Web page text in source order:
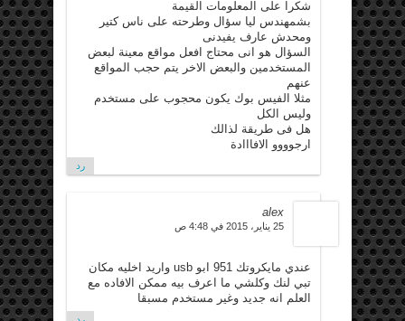
شكرا على المعلومات القيمة
بشمهندس ليا سؤال وطرحته على ناس كتير
ومحدش عارف يفيدنى
السؤال هو انى محتاج افعل مواقع معينة لبعض
المستخدمين والبعض الاخر يتم حجب المواقع
عنهم
مثلا الفيس بوك يكون محجوب على مستخدم
وليس الكل
هل فى طريقة لذالك
ارجوووو الافااادة
رد
alex
25 يناير، 2015 في 4:48 ص
عندي مايكروتك 951 ابو usb واريد اخليه مكان
تبي لنك وكلشي ما اعرف بيه ممكن اﻻفاده مع
العلم انه جديد وغير مستخدم مسبقا
رد